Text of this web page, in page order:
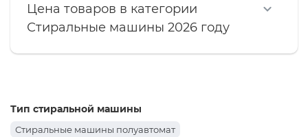
Цена товаров в категории
Стиральные машины 2026 году
Тип стиральной машины
Стиральные машины полуавтомат